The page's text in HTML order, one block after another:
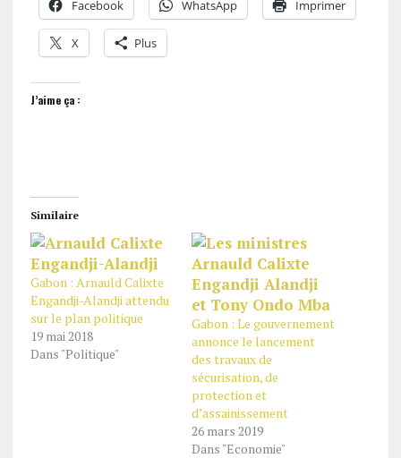
Facebook WhatsApp Imprimer
X Plus
J’aime ça :
Similaire
Gabon : Arnauld Calixte
Engandji-Alandji attendu
sur le plan politique
19 mai 2018
Dans "Politique"
Gabon : Le gouvernement
annonce le lancement
des travaux de
sécurisation, de
protection et
d’assainissement
26 mars 2019
Dans "Economie"